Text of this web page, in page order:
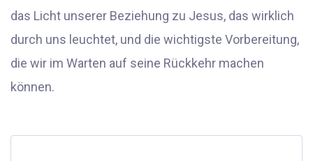
das Licht unserer Beziehung zu Jesus, das wirklich
durch uns leuchtet, und die wichtigste Vorbereitung,
die wir im Warten auf seine Rückkehr machen
können.